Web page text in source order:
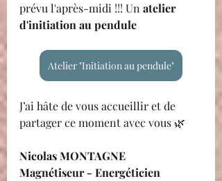
prévu l'après-midi !!! Un atelier
d'initiation au pendule
Atelier "Initiation au pendule"
J’ai hâte de vous accueillir et de
partager ce moment avec vous 🌿
Nicolas MONTAGNE
Magnétiseur - Energéticien